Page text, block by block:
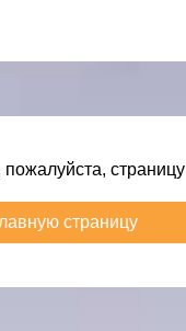
страницу
страницу